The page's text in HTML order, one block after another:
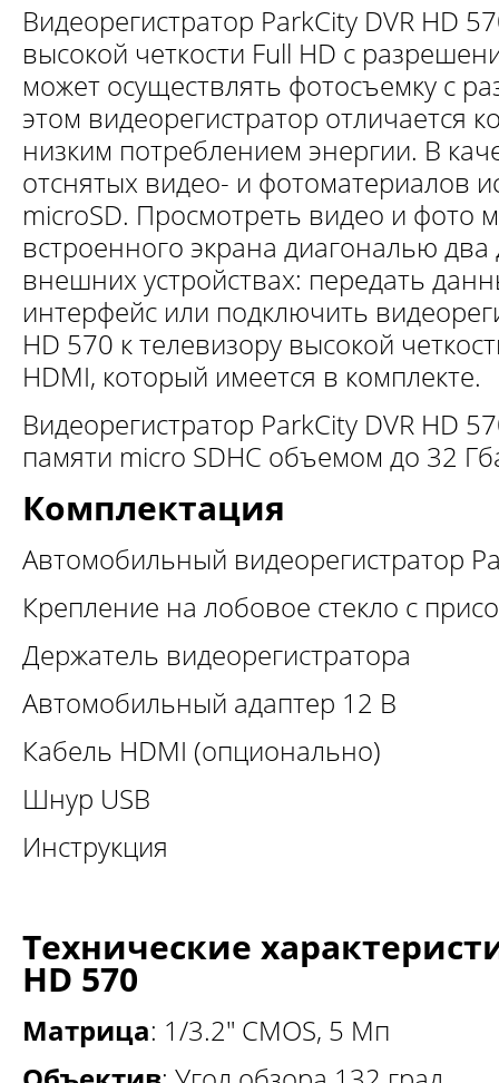
Видеорегистратор ParkCity DVR HD
высокой четкости Full HD с
может осуществлять фотосъемку с
этом видеорегистратор отличается
низким потреблением энергии. В
отснятых видео- и фотоматериалов
microSD. Просмотреть видео и фото
встроенного экрана диагональю
внешних устройствах: передать
интерфейс или подключить
HD 570 к телевизору высокой
HDMI, который имеется в комплекте.
Видеорегистратор ParkCity DVR HD
памяти micro SDHC объемом до 32
Комплектация
Автомобильный видеорегистратор
Крепление на лобовое стекло с
Держатель видеорегистратора
Автомобильный адаптер 12 В
Кабель HDMI (опционально)
Шнур USB
Инструкция
Технические
HD 570
Матрица: 1/3.2" CMOS, 5 Мп